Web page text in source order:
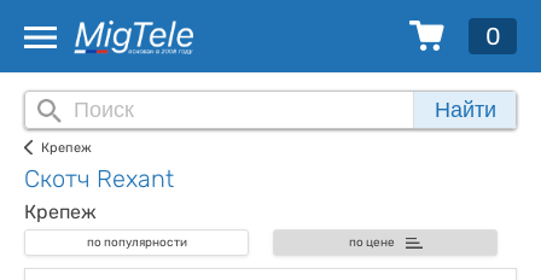
0
Найти
Крепеж
Скотч Rexant
Крепеж
по популярности по цене